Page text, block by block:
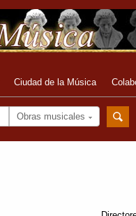
Ciudad de la Música
Obras musicales